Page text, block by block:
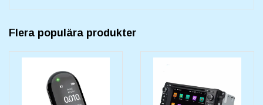
Flera populära produkter